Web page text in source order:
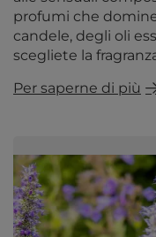
profumi che
candele, degli oli
scegliete la
Per saperne di più